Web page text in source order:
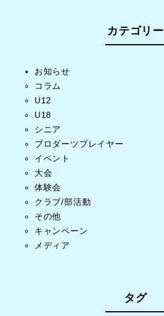
カテゴリー
お知らせ
コラム
U12
U18
シニア
プロダーツプレイヤー
イベント
大会
体験会
クラブ/部活動
その他
キャンペーン
メディア
タグ